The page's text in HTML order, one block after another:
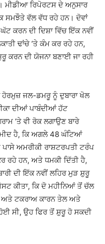
ਮੀਡੀਆ ਰਿਪੋਰਟਸ ਦੇ ਅਨੁਸਾਰ
ਸਮਝੌਤੇ ਵੱਲ ਵੱਧ ਰਹੇ ਹਨ। ਦੋਵਾਂ
ਕਰਨ ਦੀ ਦਿਸ਼ਾ ਵਿੱਚ ਇੱਕ ਨਵੀਂ
ਢਾਂਚੇ ‘ਤੇ ਕੰਮ ਕਰ ਰਹੇ ਹਨ,
ਕਰਨ ਦੀ ਯੋਜਨਾ ਬਣਾਈ ਜਾ ਰਹੀ
ਹੋਰਮੁਜ਼ ਜਲ-ਡਮਰੂ ਨੂੰ ਦੁਬਾਰਾ ਖੋਲ
ਦੀਆਂ ਪਾਬੰਦੀਆਂ ਹੱਟ
‘ਤੇ ਵੀ ਰੋਕ ਲਗਾਉਣ ਬਾਰੇ
ਹੈ, ਕਿ ਅਗਲੇ 48 ਘੰਟਿਆਂ
ਅਮਰੀਕੀ ਰਾਸ਼ਟਰਪਤੀ ਟਰੰਪ
ਰਹੇ ਹਨ, ਅਤੇ ਧਮਕੀ ਦਿੱਤੀ ਹੈ,
ਦੀ ਇੱਕ ਨਵੀਂ ਲਹਿਰ ਮੁੜ ਸ਼ੁਰੂ
ਕੀਤਾ, ਕਿ ਦੋ ਮਹੀਨਿਆਂ ਤੋਂ ਚੱਲ
ਅਤੇ ਟਕਰਾਅ ਕਾਰਨ ਤੇਲ ਅਤੇ
ਸੀ, ਉਹ ਫਿਰ ਤੋਂ ਸ਼ੁਰੂ ਹੋ ਸਕਦੀ